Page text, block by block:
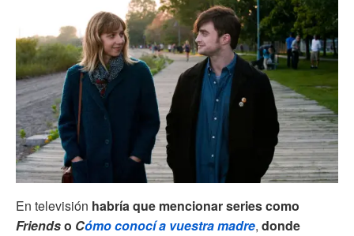
En televisión habría que mencionar seriescomo
Friendso Cómo conocí a vuestra madre, donde